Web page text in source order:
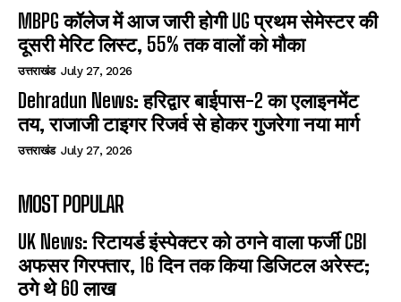
MBPG कॉलेज में आज जारी होगी UG प्रथम सेमेस्टर की
दूसरी मेरिट लिस्ट, 55% तक वालों को मौका
उत्तराखंड July 27, 2026
Dehradun News: हरिद्वार बाईपास-2 का एलाइनमेंट
तय, राजाजी टाइगर रिजर्व से होकर गुजरेगा नया मार्ग
उत्तराखंड July 27, 2026
MOST POPULAR
UK News: रिटायर्ड इंस्पेक्टर को ठगने वाला फर्जी CBI
अफसर गिरफ्तार, 16 दिन तक किया डिजिटल अरेस्ट;
ठगे थे 60 लाख